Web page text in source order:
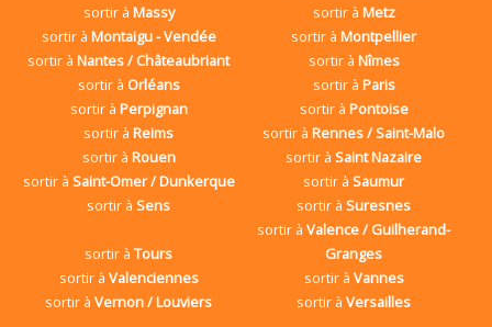
sortir à Massy sortir à Metz
sortir à Montaigu - Vendée sortir àMontpellier
sortir àNantes / Châteaubriant sortir à Nîmes
sortir à Orléans sortir à Paris
sortir à Perpignan sortir à Pontoise
sortir àReims sortir àRennes / Saint-Malo
sortir à Rouen sortir àSaint Nazaire
sortir à Saint-Omer / Dunkerque sortir àSaumur
sortir àSens sortir àSuresnes
sortir àTours
sortir àValence / Guilherand-
Granges
sortir à Valenciennes sortir à Vannes
sortir àVernon / Louviers sortir àVersailles